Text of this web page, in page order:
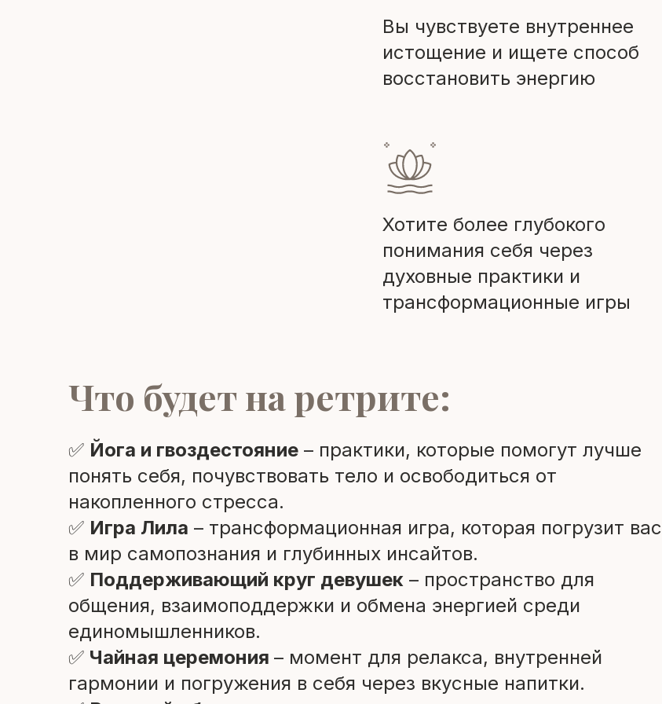
Вы чувствуете внутреннее
истощение и ищете способ
восстановить энергию
Хотите более глубокого
понимания себя через
духовные практики и
трансформационные игры
Что будет на ретрите:
✅ Йога и гвоздестояние – практики, которые помогут лучше
понять себя, почувствовать тело и освободиться от
накопленного стресса.
✅ Игра Лила – трансформационная игра, которая погрузит вас
в мир самопознания и глубинных инсайтов.
✅ Поддерживающий круг девушек – пространство для
общения, взаимоподдержки и обмена энергией среди
единомышленников.
✅ Чайная церемония – момент для релакса, внутренней
гармонии и погружения в себя через вкусные напитки.